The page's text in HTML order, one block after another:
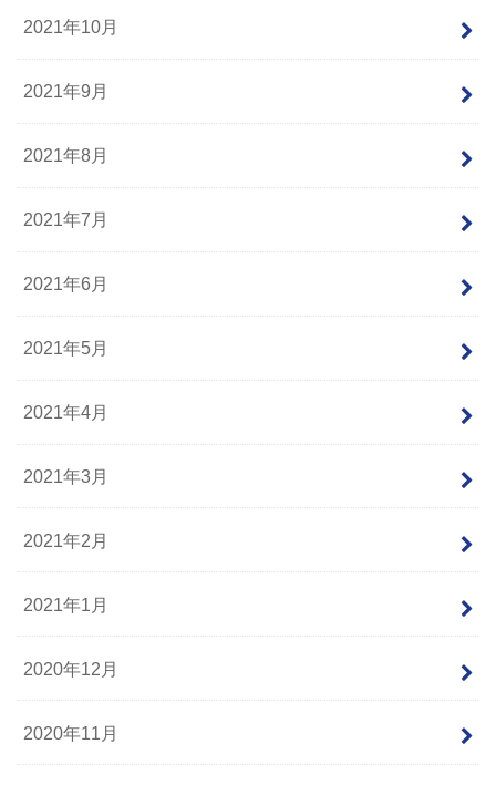
2021年10月
2021年9月
2021年8月
2021年7月
2021年6月
2021年5月
2021年4月
2021年3月
2021年2月
2021年1月
2020年12月
2020年11月